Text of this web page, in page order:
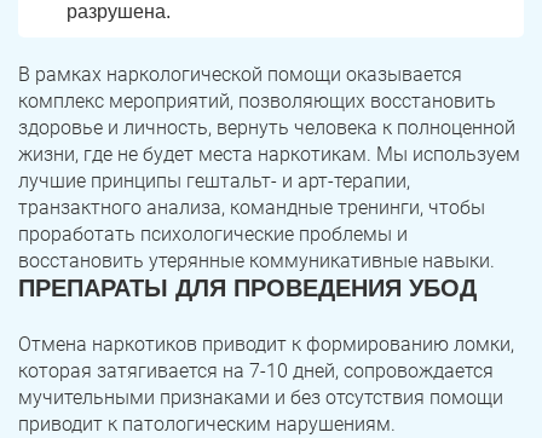
разрушена.
В рамках наркологической помощи оказывается
комплекс мероприятий, позволяющих восстановить
здоровье и личность, вернуть человека к полноценной
жизни, где не будет места наркотикам. Мы используем
лучшие принципы гештальт- и арт-терапии,
транзактного анализа, командные тренинги, чтобы
проработать психологические проблемы и
восстановить утерянные коммуникативные навыки.
ПРЕПАРАТЫ ДЛЯ ПРОВЕДЕНИЯ УБОД
Отмена наркотиков приводит к формированию ломки,
которая затягивается на 7-10 дней, сопровождается
мучительными признаками и без отсутствия помощи
приводит к патологическим нарушениям.